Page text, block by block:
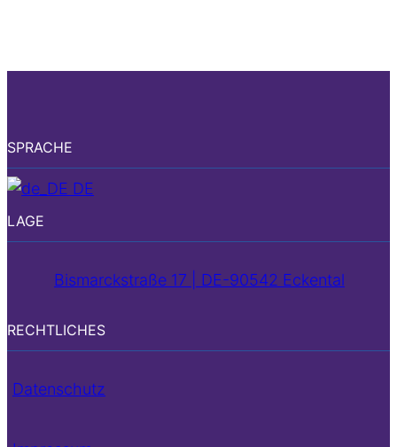
SPRACHE
DE
LAGE
Bismarckstraße 17 | DE-90542 Eckental
RECHTLICHES
Datenschutz